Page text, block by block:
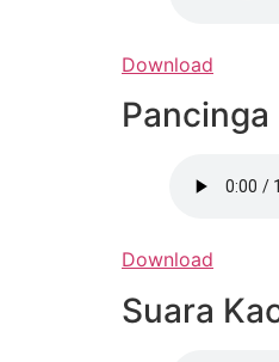
Download
Download
Suara